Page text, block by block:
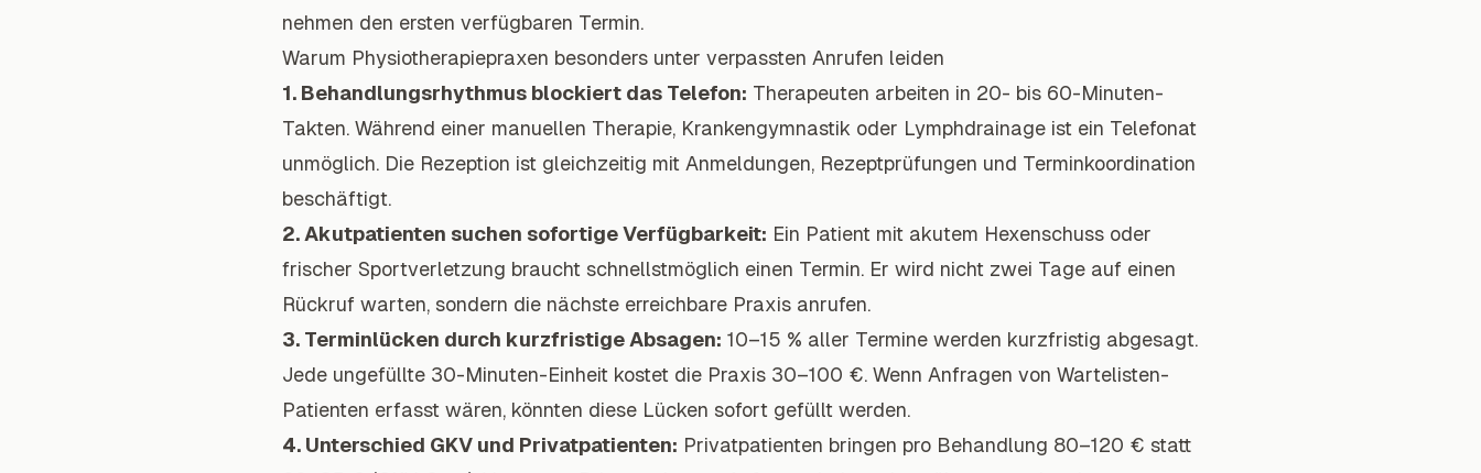
nehmen den ersten verfügbaren Termin.
Warum Physiotherapiepraxen besonders unter verpassten Anrufen leiden
1. Behandlungsrhythmus blockiert das Telefon: Therapeuten arbeiten in 20- bis 60-Minuten-
Takten. Während einer manuellen Therapie, Krankengymnastik oder Lymphdrainage ist ein Telefonat
unmöglich. Die Rezeption ist gleichzeitig mit Anmeldungen, Rezeptprüfungen und Terminkoordination
beschäftigt.
2. Akutpatienten suchen sofortige Verfügbarkeit: Ein Patient mit akutem Hexenschuss oder
frischer Sportverletzung braucht schnellstmöglich einen Termin. Er wird nicht zwei Tage auf einen
Rückruf warten, sondern die nächste erreichbare Praxis anrufen.
3. Terminlücken durch kurzfristige Absagen: 10–15 % aller Termine werden kurzfristig abgesagt.
Jede ungefüllte 30-Minuten-Einheit kostet die Praxis 30–100 €. Wenn Anfragen von Wartelisten-
Patienten erfasst wären, könnten diese Lücken sofort gefüllt werden.
4. Unterschied GKV und Privatpatienten: Privatpatienten bringen pro Behandlung 80–120 € statt